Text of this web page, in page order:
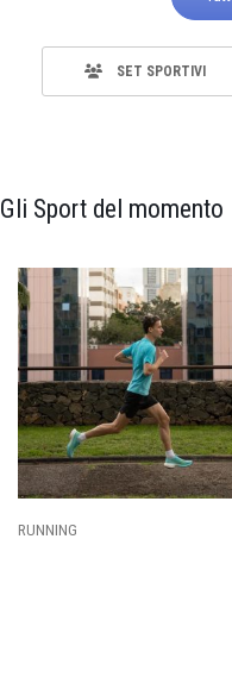
SET SPORTIVI
Gli Sport del momento